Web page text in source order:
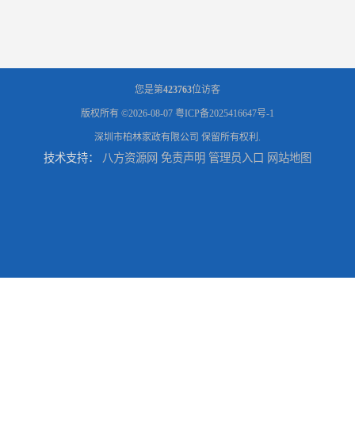
您是第423763位访客
版权所有 ©2026-08-07 粤ICP备2025416647号-1
深圳市柏林家政有限公司 保留所有权利.
技术支持： 八方资源网 免责声明 管理员入口 网站地图